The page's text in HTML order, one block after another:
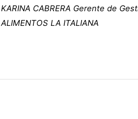
KARINA CABRERA Gerente de
ALIMENTOS LA ITALIANA